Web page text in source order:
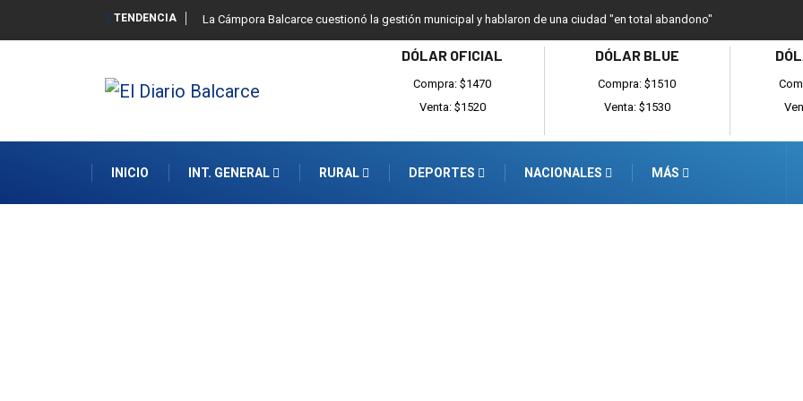
TENDENCIA La Cámpora Balcarce cuestionó la gestión municipal y hablaron de una ciudad "en total abandono"
DÓLAR OFICIAL
Compra: $1470
Venta: $1520
DÓLAR BLUE
Compra: $1510
Venta: $1530
INICIO INT. GENERAL RURAL DEPORTES NACIONALES MÁS